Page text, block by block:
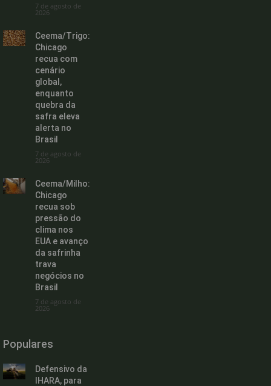
7 de agosto de
2026
Ceema/Trigo:
Chicago
recua com
cenário
global,
enquanto
quebra da
safra eleva
alerta no
Brasil
7 de agosto de
2026
Ceema/Milho:
Chicago
recua sob
pressão do
clima nos
EUA e avanço
da safrinha
trava
negócios no
Brasil
7 de agosto de
2026
Populares
Defensivo da
IHARA, para